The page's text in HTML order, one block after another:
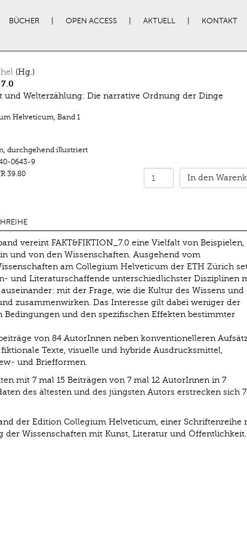
BÜCHER OPEN ACCESS AKTUELL KONTAKT
(Hg.)
und Welterzählung: Die narrative Ordnung der Dinge
Helveticum, Band 1
, durchgehend illustriert
0643-9
39.80 In den
vereint FAKT&FIKTION_7.0 eine Vielfalt von Beispielen,
und von den Wissenschaften. Ausgehend vom
am Collegium Helveticum der ETH Zürich
und Literaturschaffende unterschiedlichster Disziplinen
mit der Frage, wie die Kultur des Wissens und
zusammenwirken. Das Interesse gilt dabei weniger der
Bedingungen und den spezifischen Effekten bestimmter
von 84 AutorInnen neben konventionelleren
Texte, visuelle und hybride Ausdrucksmittel,
und Briefformen.
mit 7 mal 15 Beiträgen von 7 mal 12 AutorInnen in 7
des ältesten und des jüngsten Autors erstrecken sich 7
der Edition Collegium Helveticum, einer Schriftenreihe
der Wissenschaften mit Kunst, Literatur und Öffentlichkeit.